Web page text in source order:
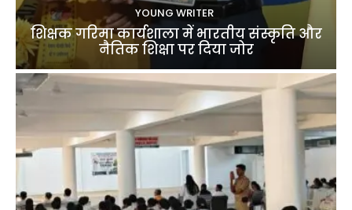
YOUNG WRITER
शिक्षक गरिमा कार्यशाला में भारतीय संस्कृति और
नैतिक शिक्षा पर दिया जोर